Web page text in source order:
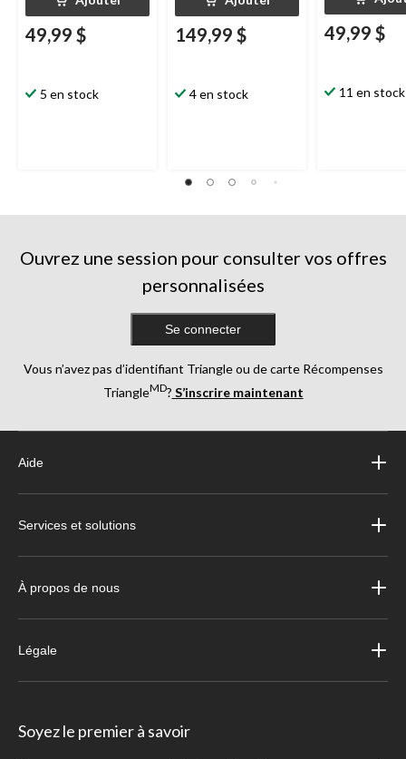
49,99 $
5 en stock
149,99 $
4 en stock
49,99 $
11 en stock
Ouvrez une session pour consulter vos offres
personnalisées
Se connecter
Vous n’avez pas d’identifiant Triangle ou de carte Récompenses
TriangleMD? S’inscrire maintenant
Aide
Services et solutions
À propos de nous
Légale
Soyez le premier à savoir